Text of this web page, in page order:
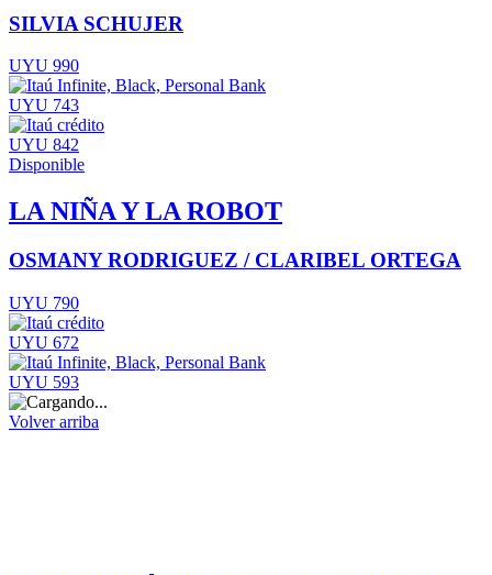
SILVIA SCHUJER
UYU 990
UYU 743
UYU 842
Disponible
LA NIÑA Y LA ROBOT
OSMANY RODRIGUEZ / CLARIBEL ORTEGA
UYU 790
UYU 672
UYU 593
Volver arriba